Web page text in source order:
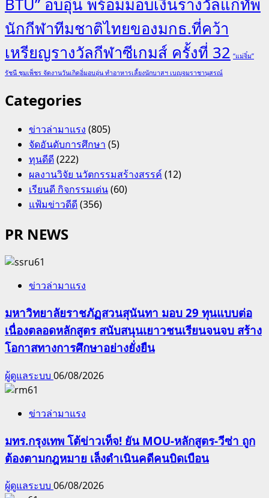
BTU” อบอุ่น พร้อมมอบเงินรางวัลแก่ทัพ
นักกีฬาทีมชาติไทยของมกธ.ที่คว้า
เหรียญรางวัลกีฬาซีเกมส์ ครั้งที่ 32 “แม่จิ๋ม”
รัชนี ชุมเพ็ชร จัดงานวันเกิดอิ่มอบอุ่น ทำอาหารเลี้ยงนักบาสฯ เบญจมราชานุสรณ์
Categories
ข่าวล่ามาแรง (805)
จัดอันดับการศึกษา (5)
ทุนดีดี(222)
ผลงานวิจัย นวัตกรรมสร้างสรรค์(12)
เรียนดี กิจกรรมเด่น(60)
แฟ้มข่าวดีดี(356)
PR NEWS
ข่าวล่ามาแรง
มหาวิทยาลัยราชภัฏสวนสุนันทา มอบ 29 ทุนแบบต่อ
เนื่องตลอดหลักสูตร สนับสนุนเยาวชนเรียนจนจบ สร้าง
โอกาสทางการศึกษาอย่างยั่งยืน
ผู้ดูแลระบบ 06/08/2026
ข่าวล่ามาแรง
มทร.กรุงเทพ โต้ข่าวเท็จ! ยัน MOU-หลักสูตร-วีซ่า ถูก
ต้องตามกฎหมาย เล็งดำเนินคดีคนบิดเบือน
ผู้ดูแลระบบ 06/08/2026